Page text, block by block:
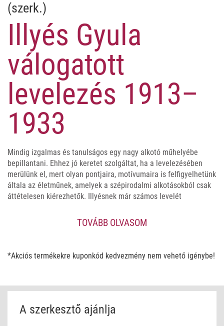
(szerk.)
Illyés Gyula
válogatott
levelezés 1913–
1933
Mindig izgalmas és tanulságos egy nagy alkotó műhelyébe
bepillantani. Ehhez jó keretet szolgáltat, ha a levelezésében
merülünk el, mert olyan pontjaira, motívumaira is felfigyelhetünk
általa az életműnek, amelyek a szépirodalmi alkotásokból csak
áttételesen kiérezhetők. Illyésnek már számos levelét
gyermekkori élményektől a párizsi egyetemi éveken át a
folyóirat elindításáig nyomon követhető a lírikus és közösségi
Ahogy a költő lánya, Illyés Mária fogalmaz a kötet
időszakból. Az itt közölt első levelet tizenegy évesen írta, amikor
csak levélben tudott kapcsolatot tartani. A válogatás utolsó éve
TOVÁBB OLVASOM
*Akciós termékekre kuponkód kedvezmény nem vehető igénybe!
A szerkesztő ajánlja